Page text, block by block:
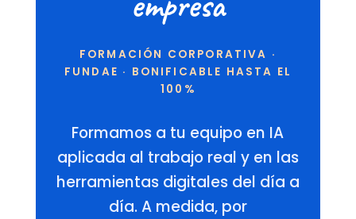
FORMACIÓN CORPORATIVA ·
FUNDAE · BONIFICABLE HASTA EL
100%
Formamos a tu equipo en IA
aplicada al trabajo real y en las
herramientas digitales del día a
día. A medida, por